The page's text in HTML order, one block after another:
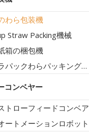
わら包装機
Straw Packing機械
箱の梱包機
テトラパックわらパッキング機械
コンベヤー
トローフィードコンベア
ートメーションロボット